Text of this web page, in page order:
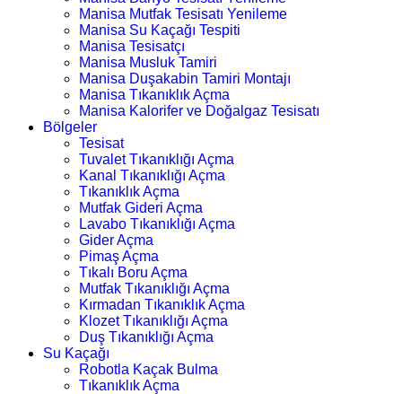
Manisa Mutfak Tesisatı Yenileme
Manisa Su Kaçağı Tespiti
Manisa Tesisatçı
Manisa Musluk Tamiri
Manisa Duşakabin Tamiri Montajı
Manisa Tıkanıklık Açma
Manisa Kalorifer ve Doğalgaz Tesisatı
Bölgeler
Tesisat
Tuvalet Tıkanıklığı Açma
Kanal Tıkanıklığı Açma
Tıkanıklık Açma
Mutfak Gideri Açma
Lavabo Tıkanıklığı Açma
Gider Açma
Pimaş Açma
Tıkalı Boru Açma
Mutfak Tıkanıklığı Açma
Kırmadan Tıkanıklık Açma
Klozet Tıkanıklığı Açma
Duş Tıkanıklığı Açma
Su Kaçağı
Robotla Kaçak Bulma
Tıkanıklık Açma